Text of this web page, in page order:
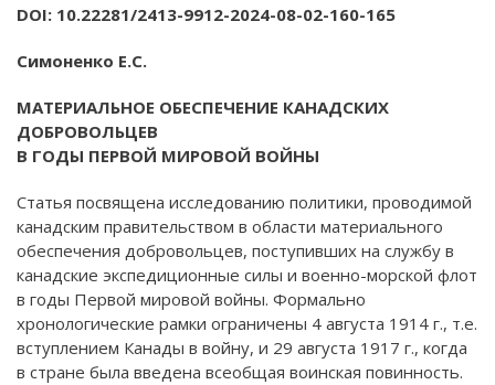
DOI: 10.22281/2413-9912-2024-08-02-160-165
Симоненко Е.С.
МАТЕРИАЛЬНОЕ ОБЕСПЕЧЕНИЕ КАНАДСКИХ
ДОБРОВОЛЬЦЕВ
В ГОДЫ ПЕРВОЙ МИРОВОЙ ВОЙНЫ
Статья посвящена исследованию политики, проводимой
канадским правительством в области материального
обеспечения добровольцев, поступивших на службу в
канадские экспедиционные силы и военно-морской флот
в годы Первой мировой войны. Формально
хронологические рамки ограничены 4 августа 1914 г., т.е.
вступлением Канады в войну, и 29 августа 1917 г., когда
в стране была введена всеобщая воинская повинность.